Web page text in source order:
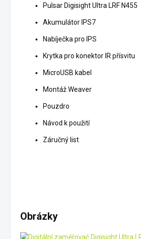
Pulsar Digisight Ultra LRF N455
Akumulátor IPS7
Nabíječka pro IPS
Krytka pro konektor IR přísvitu
MicroUSB kabel
Montáž Weaver
Pouzdro
Návod k použití
Záručný list
Obrázky